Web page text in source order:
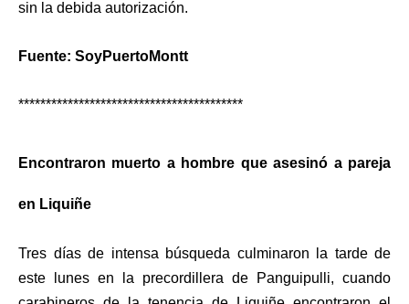
sin la debida autorización.
Fuente: SoyPuertoMontt
*****************************************
Encontraron muerto a hombre que asesinó a pareja
en Liquiñe
Tres días de intensa búsqueda culminaron la tarde de
este lunes en la precordillera de Panguipulli, cuando